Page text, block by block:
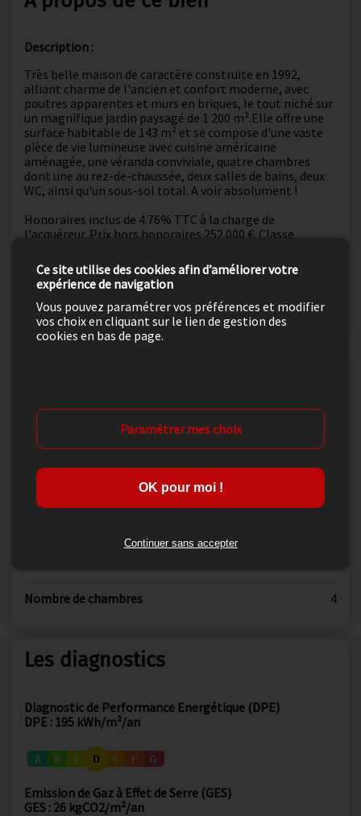
Description :
Très belle maison de caractère construite en 1992,
alliant charme de l'ancien et confort moderne, avec
poutres apparentes et murs en briques, le tout niché sur
un magnifique jardin paysagé de 1 200 m².Elle offre une
surface habitable de 143 m² et se compose d'une vaste
pièce de vie lumineuse avec cuisine américaine
aménagée, une véranda conviviale, quatre chambres
dont une au rez-de-chaussée, deux salles de bains, deux
WC, ainsi qu'un sous-sol total. A voir absolument !
Honoraires inclus de 4.76% TTC à la charge de
l'acquéreur. Prix hors honoraires 252 000 €. Classe
annuelles d'énergie pour un usage standard : entre
2160.00 € et 2560.00 € sur les années 2021, 2022 et 2023
(abonnements compris). Les informations sur les
risques auxquels ce bien est exposé sont disponibles sur
le site Géorisques : georisques.gouv.fr.
Numéro mandat 4893
Nombre de chambres 4
Les diagnostics
Diagnostic de Performance Energétique (DPE)
DPE : 195 kWh/m²/an
Emission de Gaz à Effet de Serre (GES)
GES : 26 kgCO2/m²/an
Ce site utilise des cookies afin d’améliorer votre
expérience de navigation
Vous pouvez paramétrer vos préférences et modifier
vos choix en cliquant sur le lien de gestion des
cookies en bas de page.
Paramétrer mes choix
OK pour moi !
Continuer sans accepter